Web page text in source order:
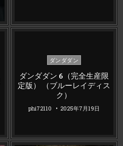
Posted
ダンダダン
ダンダダン 6（完全生産限
定版） （ブルーレイディス
ク）
phi72110 2025年7月19日